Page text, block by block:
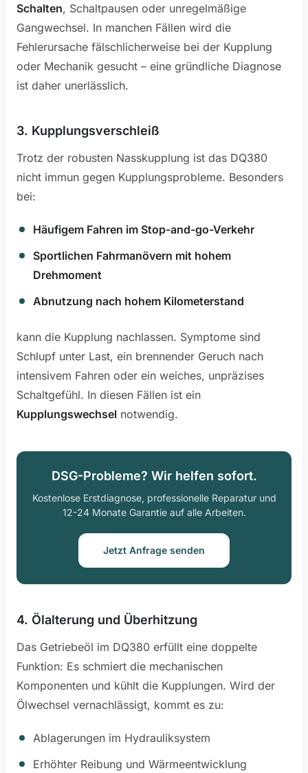
Schalten, Schaltpausen oder unregelmäßige
Gangwechsel. In manchen Fällen wird die
Fehlerursache fälschlicherweise bei der Kupplung
oder Mechanik gesucht – eine gründliche Diagnose
ist daher unerlässlich.
3. Kupplungsverschleiß
Trotz der robusten Nasskupplung ist das DQ380
nicht immun gegen Kupplungsprobleme. Besonders
bei:
Häufigem Fahren im Stop-and-go-Verkehr
Sportlichen Fahrmanövern mit hohem
Drehmoment
Abnutzung nach hohem Kilometerstand
kann die Kupplung nachlassen. Symptome sind
Schlupf unter Last, ein brennender Geruch nach
intensivem Fahren oder ein weiches, unpräzises
Schaltgefühl. In diesen Fällen ist ein
Kupplungswechsel notwendig.
DSG-Probleme? Wir helfen sofort.
Kostenlose Erstdiagnose, professionelle Reparatur und
12-24 Monate Garantie auf alle Arbeiten.
Jetzt Anfrage senden
4. Ölalterung und Überhitzung
Das Getriebeöl im DQ380 erfüllt eine doppelte
Funktion: Es schmiert die mechanischen
Komponenten und kühlt die Kupplungen. Wird der
Ölwechsel vernachlässigt, kommt es zu:
Ablagerungen im Hydrauliksystem
Erhöhter Reibung und Wärmeentwicklung